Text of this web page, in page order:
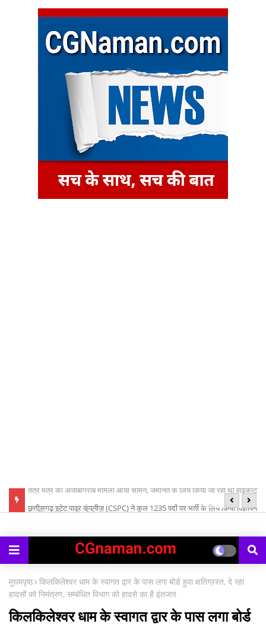
छत्तीसगढ़ स्टेट पावर कंपनीज़ (CSPC) ने कुल 1235 पदों पर भर्ती के लिये किया विज्ञापन
मुख्यपृष्ठ किलकिलेश्वर धाम के स्वागत द्वार के पास लगा बोर्ड हुवा क्षतिग्रस्त, दे रहा
हादसों को निमंत्रण, सम्बंधित विभाग को हादसे का है इंतजार
किलकिलेश्वर धाम के स्वागत द्वार के पास लगा बोर्ड